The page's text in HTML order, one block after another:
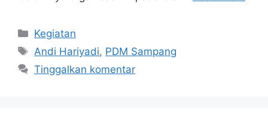
Kategori
Kegiatan
Tag
Andi Hariyadi, PDM Sampang
Tinggalkan komentar